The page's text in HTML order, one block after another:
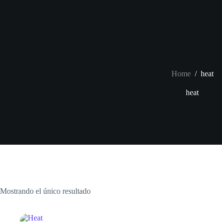
Home / heat
heat
Mostrando el único resultado